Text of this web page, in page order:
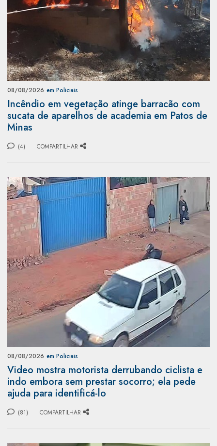
08/08/2026 em Policiais
Incêndio em vegetação atinge barracão com
sucata de aparelhos de academia em Patos de
Minas
(4) COMPARTILHAR
08/08/2026 em Policiais
Video mostra motorista derrubando ciclista e
indo embora sem prestar socorro; ela pede
ajuda para identificá-lo
(81) COMPARTILHAR